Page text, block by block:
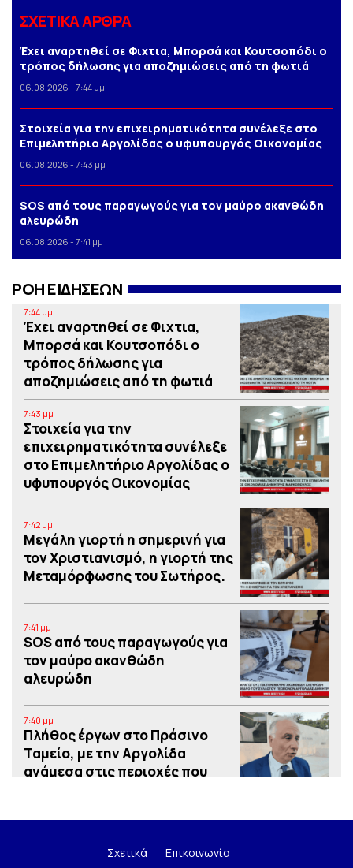
ΣΧΕΤΙΚΑ ΑΡΘΡΑ
Έχει αναρτηθεί σε Φιχτια, Μπορσά και Κουτσοπόδι ο
τρόπος δήλωσης για αποζημιώσεις από τη φωτιά
06.08.2026 - 7:44 μμ
Στοιχεία για την επιχειρηματικότητα συνέλεξε στο
Επιμελητήριο Αργολίδας ο υφυπουργός Οικονομίας
06.08.2026 - 7:43 μμ
SOS από τους παραγωγούς για τον μαύρο ακανθώδη
αλευρώδη
06.08.2026 - 7:41 μμ
ΡΟΗ ΕΙΔΗΣΕΩΝ
7:44 μμ
Έχει αναρτηθεί σε Φιχτια,
Μπορσά και Κουτσοπόδι ο
τρόπος δήλωσης για
αποζημιώσεις από τη φωτιά
7:43 μμ
Στοιχεία για την
επιχειρηματικότητα συνέλεξε
στο Επιμελητήριο Αργολίδας ο
υφυπουργός Οικονομίας
7:42 μμ
Μεγάλη γιορτή η σημερινή για
τον Χριστιανισμό, η γιορτή της
Μεταμόρφωσης του Σωτήρος.
7:41 μμ
SOS από τους παραγωγούς για
τον μαύρο ακανθώδη
αλευρώδη
7:40 μμ
Πλήθος έργων στο Πράσινο
Ταμείο, με την Αργολίδα
ανάμεσα στις περιοχές που
7:39 μμ
58χρονου: Οι 2Σχετικά Επικοινωνία